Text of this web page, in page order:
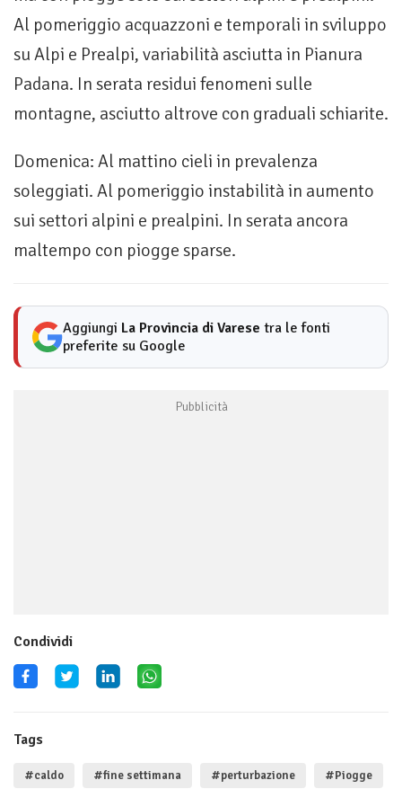
Al pomeriggio acquazzoni e temporali in sviluppo
su Alpi e Prealpi, variabilità asciutta in Pianura
Padana. In serata residui fenomeni sulle
montagne, asciutto altrove con graduali schiarite.
Domenica: Al mattino cieli in prevalenza
soleggiati. Al pomeriggio instabilità in aumento
sui settori alpini e prealpini. In serata ancora
maltempo con piogge sparse.
Aggiungi La Provincia di Varese tra le fonti
preferite su Google
Condividi
Tags
#caldo #fine settimana #perturbazione #Piogge